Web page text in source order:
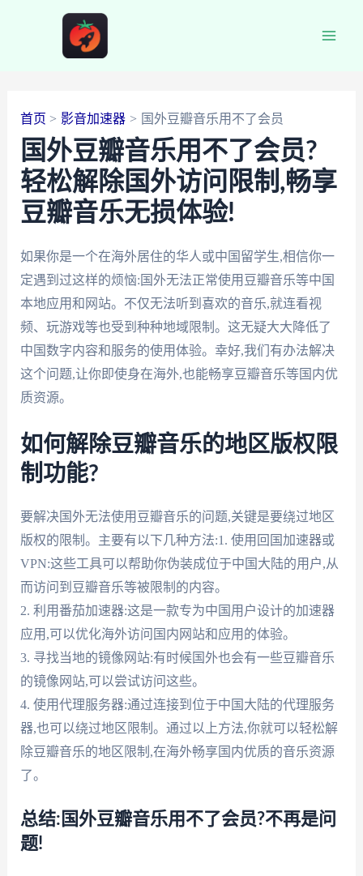
首页 影音加速器 国外豆瓣音乐用不了会员
国外豆瓣音乐用不了会员?
轻松解除国外访问限制,畅享
豆瓣音乐无损体验!
如果你是一个在海外居住的华人或中国留学生,相信你一
定遇到过这样的烦恼:国外无法正常使用豆瓣音乐等中国
本地应用和网站。不仅无法听到喜欢的音乐,就连看视
频、玩游戏等也受到种种地域限制。这无疑大大降低了
中国数字内容和服务的使用体验。幸好,我们有办法解决
这个问题,让你即使身在海外,也能畅享豆瓣音乐等国内优
质资源。
如何解除豆瓣音乐的地区版权限
制功能?
要解决国外无法使用豆瓣音乐的问题,关键是要绕过地区
版权的限制。主要有以下几种方法:1. 使用回国加速器或
VPN:这些工具可以帮助你伪装成位于中国大陆的用户,从
而访问到豆瓣音乐等被限制的内容。
2. 利用番茄加速器:这是一款专为中国用户设计的加速器
应用,可以优化海外访问国内网站和应用的体验。
3. 寻找当地的镜像网站:有时候国外也会有一些豆瓣音乐
的镜像网站,可以尝试访问这些。
4. 使用代理服务器:通过连接到位于中国大陆的代理服务
器,也可以绕过地区限制。通过以上方法,你就可以轻松解
除豆瓣音乐的地区限制,在海外畅享国内优质的音乐资源
了。
总结:国外豆瓣音乐用不了会员?不再是问
题!